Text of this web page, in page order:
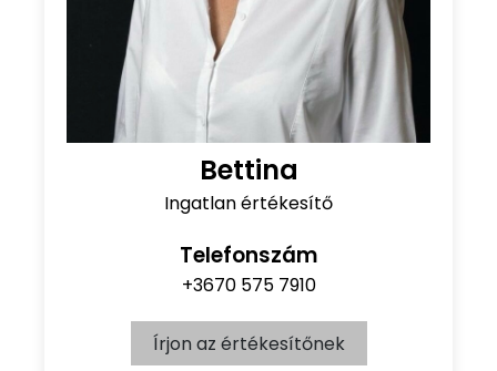
Bettina
Ingatlan értékesítő
Telefonszám
+3670 575 7910
Írjon az értékesítőnek